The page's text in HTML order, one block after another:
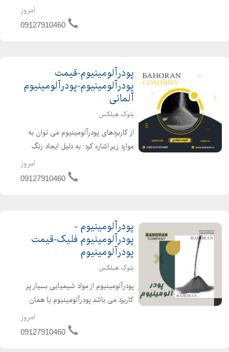
بتنهای سبک مورد است...
امروز
09127910460
پودرآلومینیوم-قیمت
پودرآلومینیوم-پودرآلومینیوم
آلمانی
بلوک هبلکس
از کاربردهای پودرآلومینیوم می توان به
موارد زیر اشاره کرد: به دلیل ایجاد رنگ
های روشن در زمان سوختن آلومینیوم، از
پودر آلومینیوم برای ایجاد جلوه های
امروز
09127910460
پودرآلومینیوم -
پودرآلومینیوم فلیک-قیمت
پودرآلومینیوم
بلوک هبلکس
پودرآلومینیوم از مواد شیمیایی بسیار پر
کاربرد می باشد.پودرآلومینیوم یا همان
پودرآلومینیوم فلیک در صنایع بسیاری
مورد استفاده قرار می گیرد از جمله آنها
امروز
09127910460